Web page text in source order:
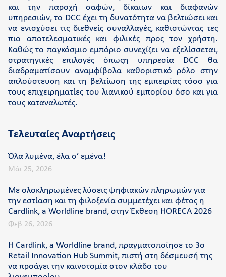
και την παροχή σαφών, δίκαιων και διαφανών
υπηρεσιών, το DCC έχει τη δυνατότητα να βελτιώσει και
να ενισχύσει τις διεθνείς συναλλαγές, καθιστώντας τες
πιο αποτελεσματικές και φιλικές προς τον χρήστη.
Καθώς το παγκόσμιο εμπόριο συνεχίζει να εξελίσσεται,
στρατηγικές επιλογές όπωςη υπηρεσία DCC θα
διαδραματίσουν αναμφίβολα καθοριστικό ρόλο στην
απλούστευση και τη βελτίωση της εμπειρίας τόσο για
τους επιχειρηματίες του λιανικού εμπορίου όσο και για
τους καταναλωτές.
Τελευταίες Αναρτήσεις
Όλα λυμένα, έλα σ’ εμένα!
Μάι 25, 2026
Με ολοκληρωμένες λύσεις ψηφιακών πληρωμών για
την εστίαση και τη φιλοξενία συμμετέχει και φέτος η
Cardlink, a Worldline brand, στην Έκθεση HORECA 2026
Φεβ 26, 2026
Η Cardlink, a Worldline brand, πραγματοποίησε το 3ο
Retail Innovation Hub Summit, πιστή στη δέσμευσή της
να προάγει την καινοτομία στον κλάδο του